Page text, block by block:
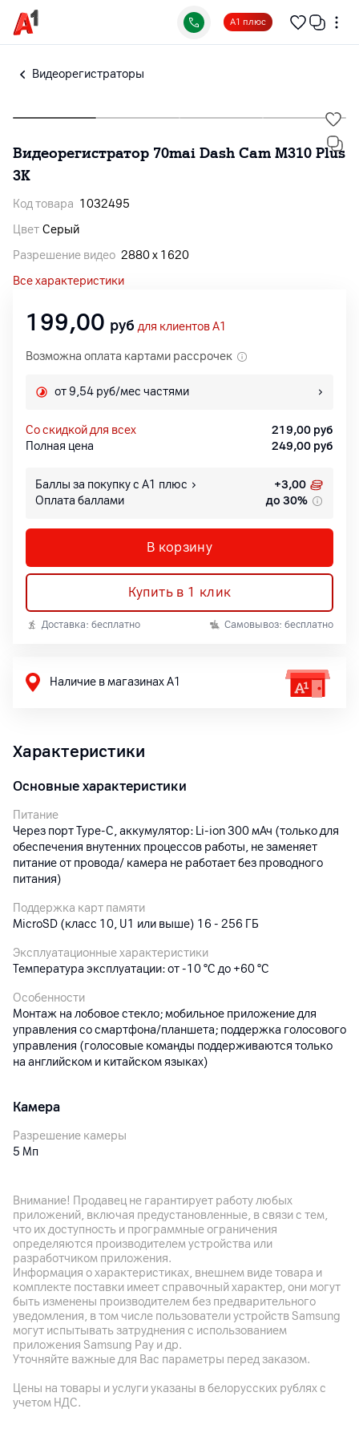
А1 плюс
Видеорегистраторы
Видеорегистратор 70mai Dash Cam M310 Plus
3K
Код товара 1032495
Цвет Серый
Разрешение видео 2880 х 1620
Все характеристики
199,00 руб для клиентов A1
Возможна оплата картами рассрочек
от 9,54 руб/мес частями
со скидкой для всех 219,00 руб
Полная цена
249,00 руб
Баллы за покупку с А1 плюс +3,00
Оплата баллами
до 30%
В корзину
Купить в 1 клик
Доставка: бесплатно Самовывоз: бесплатно
Наличие в магазинах А1
Характеристики
Основные характеристики
Питание
Через порт Type-C, аккумулятор: Li-ion 300 мАч (только для
обеспечения внутенних процессов работы, не заменяет
питание от провода/ камера не работает без проводного
питания)
Поддержка карт памяти
MicroSD (класс 10, U1 или выше) 16 - 256 ГБ
Эксплуатационные характеристики
Температура эксплуатации: от -10 °С до +60 °С
Особенности
Монтаж на лобовое стекло; мобильное приложение для
управления со смартфона/планшета; поддержка голосового
управления (голосовые команды поддерживаются только
на английском и китайском языках)
Камера
Разрешение камеры
5 Мп
2880 х 1620
Вращение
Регулируемый на 360° объектив (вручную)
Угол обзора объектива
139°
Особенности
Диафрагма F1.55, 30 кадров в секунду, алгоритм Super
Night Vision и технология WDR обеспечивает отличную
видимость в темноте
Подключения
Внимание! Продавец не гарантирует работу любых
приложений, включая предустановленные, в связи с тем,
что их доступность и программные ограничения
определяются производителем устройства или
разработчиком приложения.
Информация о характеристиках, внешнем виде товара и
комплекте поставки имеет справочный характер, они могут
быть изменены производителем без предварительного
уведомления, в том числе пользователи устройств Samsung
могут испытывать затруднения с использованием
приложения Samsung Pay и др.
Уточняйте важные для Вас параметры перед заказом.
Цены на товары и услуги указаны в белорусских рублях с
учетом НДС.